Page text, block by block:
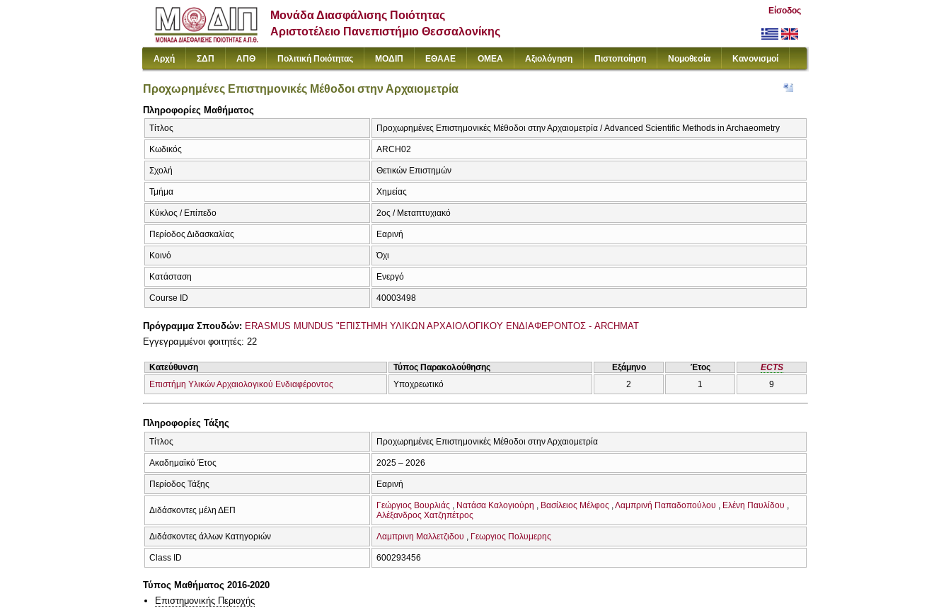
Μονάδα Διασφάλισης Ποιότητας
Αριστοτέλειο Πανεπιστήμιο Θεσσαλονίκης
Είσοδος
Αρχή ΣΔΠ ΑΠΘ Πολιτική Ποιότητας ΜΟΔΙΠ ΕΘΑΑΕ ΟΜΕΑ Αξιολόγηση Πιστοποίηση Νομοθεσία Κανονισμοί
Προχωρημένες Επιστημονικές Μέθοδοι στην Αρχαιομετρία
Πληροφορίες Μαθήματος
Τίτλος Προχωρημένες Επιστημονικές Μέθοδοι στην Αρχαιομετρία / Advanced Scientific Methods in Archaeometry
Κωδικός ARCH02
Σχολή Θετικών Επιστημών
Τμήμα Χημείας
Κύκλος / Επίπεδο 2ος / Μεταπτυχιακό
Περίοδος Διδασκαλίας Εαρινή
Κοινό Όχι
Κατάσταση Ενεργό
Course ID 40003498
Πρόγραμμα Σπουδών: ERASMUS MUNDUS "ΕΠΙΣΤΗΜΗ ΥΛΙΚΩΝ ΑΡΧΑΙΟΛΟΓΙΚΟΥ ΕΝΔΙΑΦΕΡΟΝΤΟΣ - ARCHMAT
Εγγεγραμμένοι φοιτητές: 22
Κατεύθυνση Τύπος Παρακολούθησης Εξάμηνο Έτος
ECTS
Επιστήμη Υλικών Αρχαιολογικού Ενδιαφέροντος
Υποχρεωτικό 2 1 9
Πληροφορίες Τάξης
Τίτλος Προχωρημένες Επιστημονικές Μέθοδοι στην Αρχαιομετρία
Ακαδημαϊκό Έτος 2025 – 2026
Περίοδος Τάξης Εαρινή
Διδάσκοντες μέλη ΔΕΠ Γεώργιος Βουρλιάς Νατάσα Καλογιούρη Βασίλειος Μέλφος Λαμπρινή Παπαδοπούλου
Ελένη Παυλίδου
Αλέξανδρος Χατζηπέτρος
Διδάσκοντες άλλων Κατηγοριών Λαμπρινη Μαλλετζιδου Γεωργιος Πολυμερης
Class ID 600293456
Τύπος Μαθήματος 2016-2020
Επιστημονικής Περιοχής